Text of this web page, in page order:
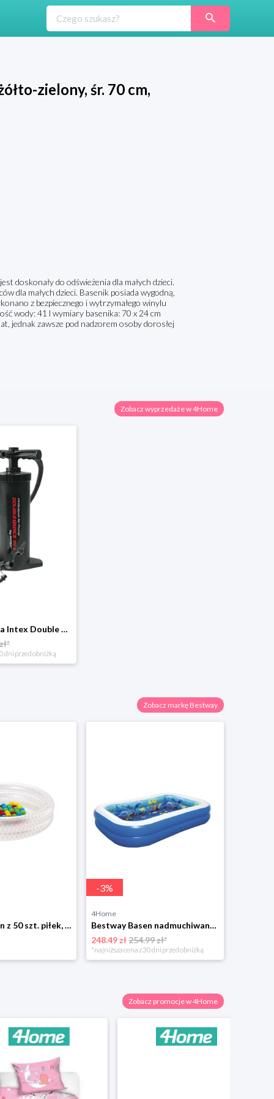
zielony, śr. 70 cm,
doskonały do odświeżenia dla małych dzieci.
dla małych dzieci. Basenik posiada wygodną,
z bezpiecznego i wytrzymałego winylu
wody: 41 l wymiary basenika: 70 x 24 cm
jednak zawsze pod nadzorem osoby dorosłej
Zobacz wyprzedaże w 4Home
Pompka ręczna Intex Double Quick, 37 cm 4-Home
dni przed obniżką
Zobacz markę Bestway
Bestway Basen z 50 szt. piłek, śr. 91 cm, różowy
-3%
4Home
Bestway Basen nadmuchiwany 3D świat morski, 262 x 175 x 51 cm
248.49 zł254.99 zł*
*najniższa cena z 30 dni przed obniżką
Zobacz promocje w 4Home